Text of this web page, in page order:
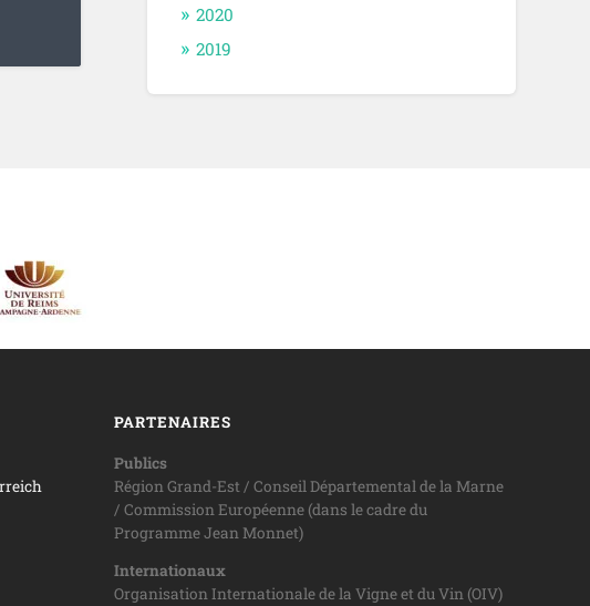
2020
2019
PARTENAIRES
Publics
Région Grand-Est / Conseil Départemental de la Marne
/ Commission Européenne (dans le cadre du
Programme Jean Monnet)
Internationaux
Organisation Internationale de la Vigne et du Vin (OIV)